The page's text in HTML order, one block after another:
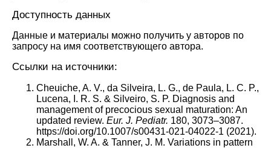
Доступность данных
Данные и материалы можно получить у авторов по
запросу на имя соответствующего автора.
Ссылки на источники:
Cheuiche, A. V., da Silveira, L. G., de Paula, L. C. P.,
Lucena, I. R. S. & Silveiro, S. P. Diagnosis and
management of precocious sexual maturation: An
updated review. Eur. J. Pediatr. 180, 3073–3087.
https://doi.org/10.1007/s00431-021-04022-1 (2021).
Marshall, W. A. & Tanner, J. M. Variations in pattern